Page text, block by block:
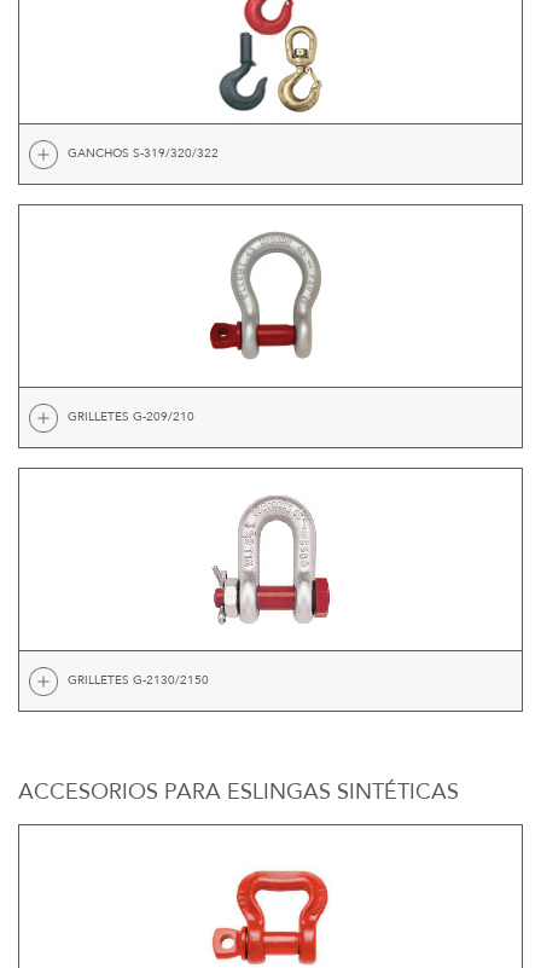
GANCHOS S-319/320/322
GRILLETES G-209/210
GRILLETES G-2130/2150
ACCESORIOS PARA ESLINGAS SINTÉTICAS